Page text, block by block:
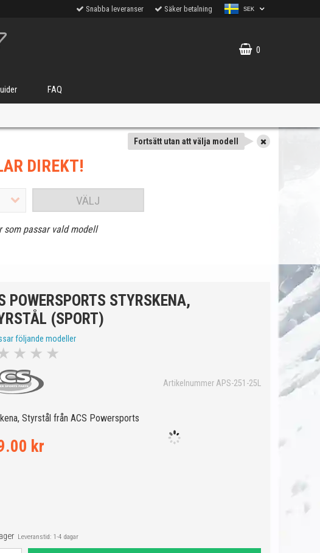
Snabba leveranser Säker betalning SEK
0
FAQ
Fortsätt utan att välja modell
DIREKT!
VÄLJ
passar vald modell
POWERSPORTS STYRSKENA,
(SPORT)
följande modeller
★ ★ ★
Artikelnummer APS-251-25L
Styrstål från ACS Powersports
kr
Leveranstid: 1-4 dagar